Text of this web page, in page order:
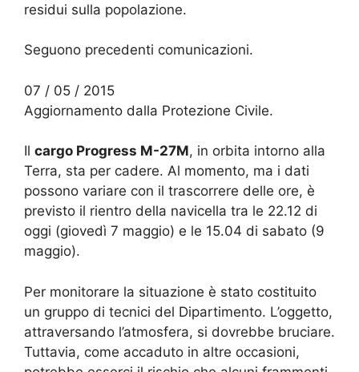
residui sulla popolazione.
Seguono precedenti comunicazioni.
07 / 05 / 2015
Aggiornamento dalla Protezione Civile.
Il cargo Progress M-27M, in orbita intorno alla
Terra, sta per cadere. Al momento, ma i dati
possono variare con il trascorrere delle ore, è
previsto il rientro della navicella tra le 22.12 di
oggi (giovedì 7 maggio) e le 15.04 di sabato (9
maggio).
Per monitorare la situazione è stato costituito
un gruppo di tecnici del Dipartimento. L’oggetto,
attraversando l’atmosfera, si dovrebbe bruciare.
Tuttavia, come accaduto in altre occasioni,